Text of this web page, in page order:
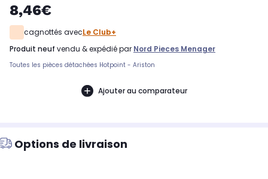
8,46€
cagnottés avecLe Club+
produit neuf vendu & expédié par Nord Pieces Menager
Toutes les pièces détachées Hotpoint - Ariston
Ajouter au comparateur
Options de livraison